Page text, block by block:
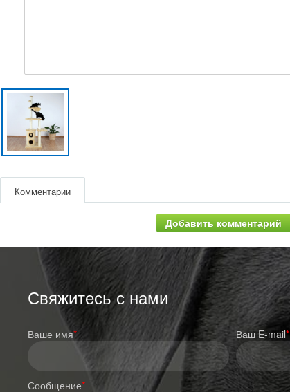
Комментарии
Добавить комментарий
Свяжитесь с нами
Ваше имя* Ваш E-mail*
Сообщение*